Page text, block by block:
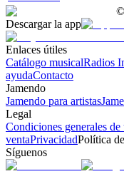
©
Descargar la app
Enlaces útiles
Catálogo musicalRadios
ayudaContacto
Jamendo
Jamendo para artistas
Legal
Condiciones generales de
ventaPrivacidadPolítica
Síguenos